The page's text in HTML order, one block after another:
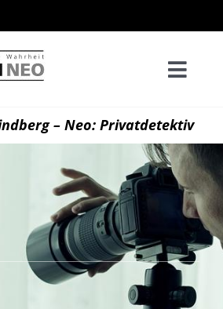
– Neo: Privatdetektiv